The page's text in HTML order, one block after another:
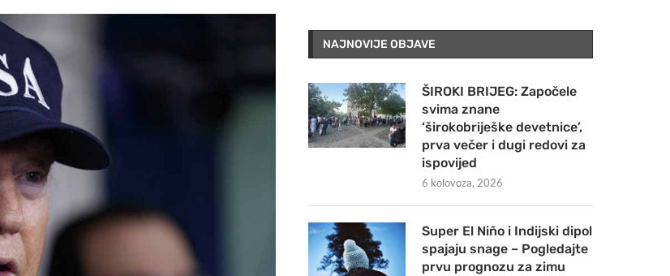
NAJNOVIJE OBJAVE
ŠIROKI BRIJEG: Započele
svima znane
‘širokobriješke devetnice’,
prva večer i dugi redovi za
ispovijed
6 kolovoza, 2026
Super El Niño i Indijski dipol
spajaju snage – Pogledajte
prvu prognozu za zimu